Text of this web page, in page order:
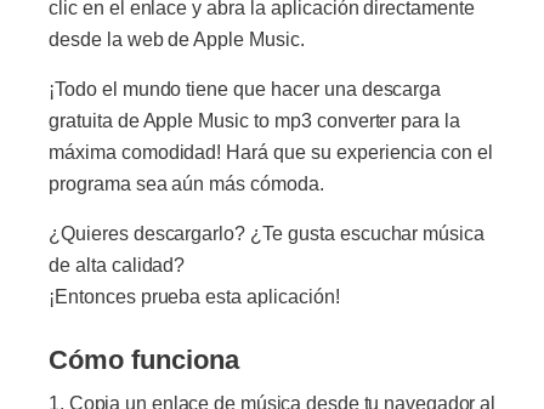
clic en el enlace y abra la aplicación directamente
desde la web de Apple Music.
¡Todo el mundo tiene que hacer una descarga
gratuita de Apple Music to mp3 converter para la
máxima comodidad! Hará que su experiencia con el
programa sea aún más cómoda.
¿Quieres descargarlo? ¿Te gusta escuchar música
de alta calidad?
¡Entonces prueba esta aplicación!
Cómo funciona
Copia un enlace de música desde tu navegador al